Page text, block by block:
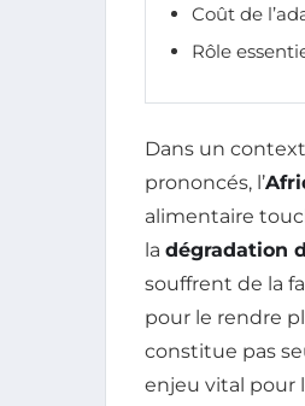
Coût de
Rôle
Dans un
prononcés, l’
alimentaire
la dégradation
souffrent de la
pour le rendre
constitue pas
enjeu vital pour